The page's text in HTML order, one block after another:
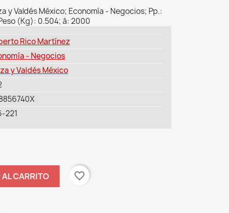
y Valdés México; Economía - Negocios; Pp.:
(Kg): 0.504; â: 2000
Rico Martínez
- Negocios
y Valdés México
221
CARRITO favorite_border